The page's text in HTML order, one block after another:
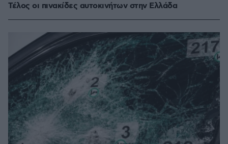
Τέλος οι πινακίδες αυτοκινήτων στην Ελλάδα